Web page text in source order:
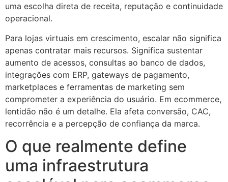
uma escolha direta de receita, reputação e continuidade
operacional.
Para lojas virtuais em crescimento, escalar não significa
apenas contratar mais recursos. Significa sustentar
aumento de acessos, consultas ao banco de dados,
integrações com ERP, gateways de pagamento,
marketplaces e ferramentas de marketing sem
comprometer a experiência do usuário. Em ecommerce,
lentidão não é um detalhe. Ela afeta conversão, CAC,
recorrência e a percepção de confiança da marca.
O que realmente define
uma infraestrutura